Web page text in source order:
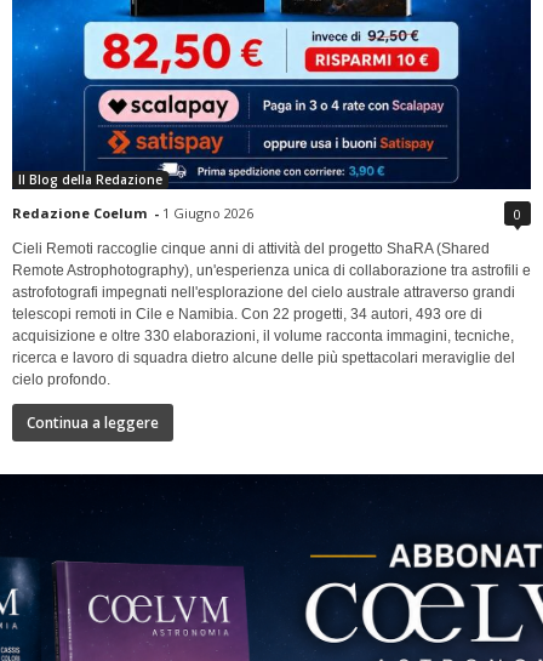
Il Blog della Redazione
Redazione Coelum - 1 Giugno 2026 0
Cieli Remoti raccoglie cinque anni di attività del progetto ShaRA (Shared
Remote Astrophotography), un'esperienza unica di collaborazione tra astrofili e
astrofotografi impegnati nell'esplorazione del cielo australe attraverso grandi
telescopi remoti in Cile e Namibia. Con 22 progetti, 34 autori, 493 ore di
acquisizione e oltre 330 elaborazioni, il volume racconta immagini, tecniche,
ricerca e lavoro di squadra dietro alcune delle più spettacolari meraviglie del
cielo profondo.
Continua a leggere